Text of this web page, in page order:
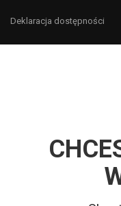
Deklaracja dostępności